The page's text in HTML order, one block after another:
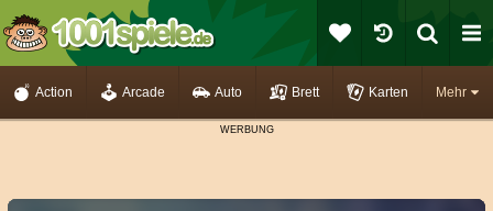
Mehr
Action Arcade Auto Brett Karten